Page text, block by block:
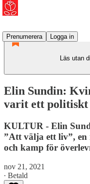
Prenumerera
Logga in
Läs utan
Elin Sundin:
varit ett politiskt
KULTUR - Elin
”Att välja ett liv”, en
och kamp för
nov 21, 2021
∙ Betald